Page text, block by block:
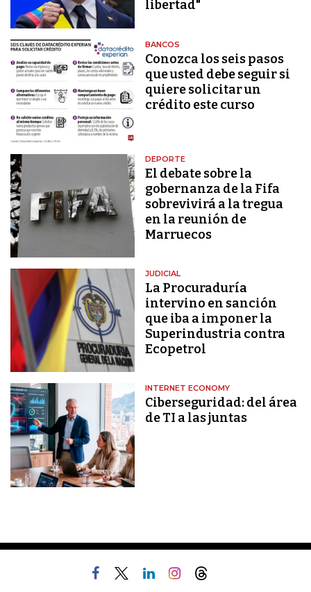
libertad"
BANCOS
Conozca los seis pasos
que usted debe seguir si
quiere solicitar un
crédito este curso
DEPORTE
El debate sobre la
gobernanza de la Fifa
sobrevivirá a la tregua
en la reunión de
Marruecos
JUDICIAL
La Procuraduría
intervino en sanción
que iba a imponer la
Superindustria contra
Ecopetrol
INTERNET ECONOMY
Ciberseguridad: del área
de TI a las juntas